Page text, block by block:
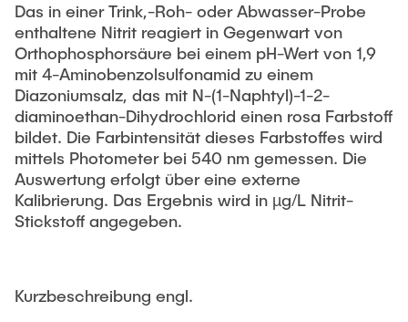
Das in einer Trink,-Roh- oder Abwasser-Probe
enthaltene Nitrit reagiert in Gegenwart von
Orthophosphorsäure bei einem pH-Wert von 1,9
mit 4-Aminobenzolsulfonamid zu einem
Diazoniumsalz, das mit N-(1-Naphtyl)-1-2-
diaminoethan-Dihydrochlorid einen rosa Farbstoff
bildet. Die Farbintensität dieses Farbstoffes wird
mittels Photometer bei 540 nm gemessen. Die
Auswertung erfolgt über eine externe
Kalibrierung. Das Ergebnis wird in µg/L Nitrit-
Stickstoff angegeben.
Kurzbeschreibung engl.